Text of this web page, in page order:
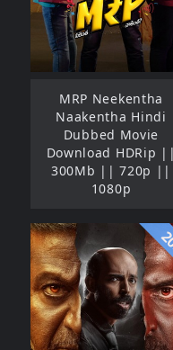
MRP Neekentha
Naakentha Hindi
Dubbed Movie
Download HDRip ||
300Mb || 720p ||
1080p